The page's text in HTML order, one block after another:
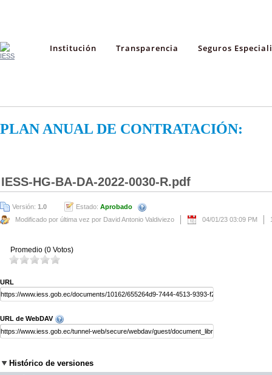
Institución Transparencia Seguros
PLAN ANUAL DE CONTRATACIÓN:
IESS-HG-BA-DA-2022-0030-R.pdf
Versión: 1.0 Estado: Aprobado
Modificado por última vez por David Antonio Valdiviezo
04/01/23 03:09 PM
Promedio (0 Votos)
URL
URL de WebDAV
Histórico de versiones